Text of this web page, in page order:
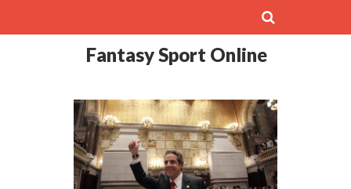
Fantasy Sport Online